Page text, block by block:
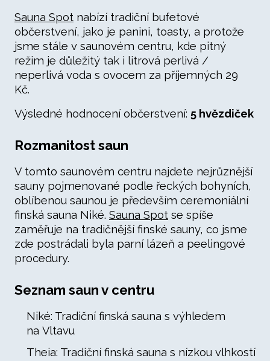
Sauna Spot nabízí tradiční bufetové
občerstvení, jako je panini, toasty, a protože
jsme stále v saunovém centru, kde pitný
režim je důležitý tak i litrová perlivá /
neperlivá voda s ovocem za příjemných 29
Kč.
Výsledné hodnocení občerstvení: 5 hvězdiček
Rozmanitost saun
V tomto saunovém centru najdete nejrůznější
sauny pojmenované podle řeckých bohyních,
oblíbenou saunou je především ceremoniální
finská sauna Niké. Sauna Spot se spíše
zaměřuje na tradičnější finské sauny, co jsme
zde postrádali byla parní lázeň a peelingové
procedury.
Seznam saun v centru
Niké: Tradiční finská sauna s výhledem
na Vltavu
Theia: Tradiční finská sauna s nízkou vlhkostí